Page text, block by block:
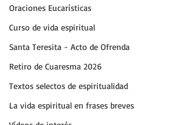
Oraciones Eucarísticas
Curso de vida espiritual
Santa Teresita - Acto de Ofrenda
Retiro de Cuaresma 2026
Textos selectos de espiritualidad
La vida espiritual en frases breves